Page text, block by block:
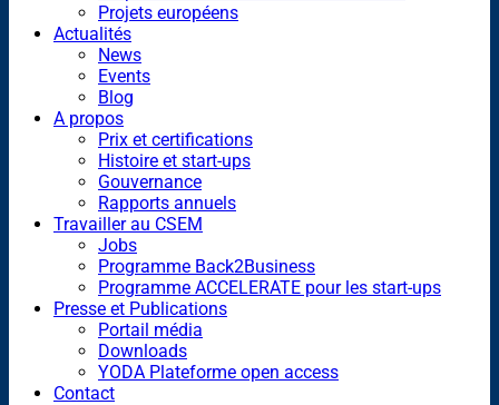
Projets européens
Actualités
News
Events
Blog
A propos
Prix et certifications
Histoire et start-ups
Gouvernance
Rapports annuels
Travailler au CSEM
Jobs
Programme Back2Business
Programme ACCELERATE pour les start-ups
Presse et Publications
Portail média
Downloads
YODA Plateforme open access
Contact